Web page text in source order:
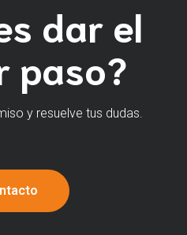
dar el
paso?
y resuelve tus dudas.